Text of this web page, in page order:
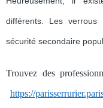
différents. Les
sécurité secondaire
Trouvez des
https://